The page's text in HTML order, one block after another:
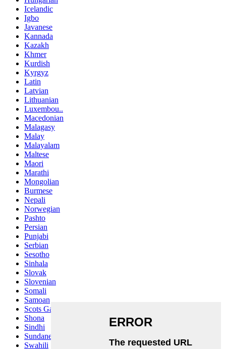
Icelandic
Igbo
Javanese
Kannada
Kazakh
Khmer
Kurdish
Kyrgyz
Latin
Latvian
Lithuanian
Luxembou..
Macedonian
Malagasy
Malay
Malayalam
Maltese
Maori
Marathi
Mongolian
Burmese
Nepali
Norwegian
Pashto
Persian
Punjabi
Serbian
Sesotho
Sinhala
Slovak
Slovenian
Somali
Samoan
Scots Gaelic
Shona
Sindhi
Sundanese
Swahili